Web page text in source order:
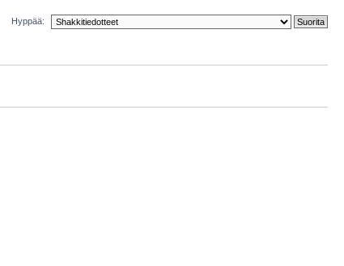
Hyppää: